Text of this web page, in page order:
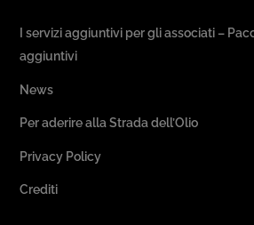
I servizi aggiuntivi per gli associati –
aggiuntivi
News
Per aderire alla Strada dell’Olio
Privacy Policy
Crediti